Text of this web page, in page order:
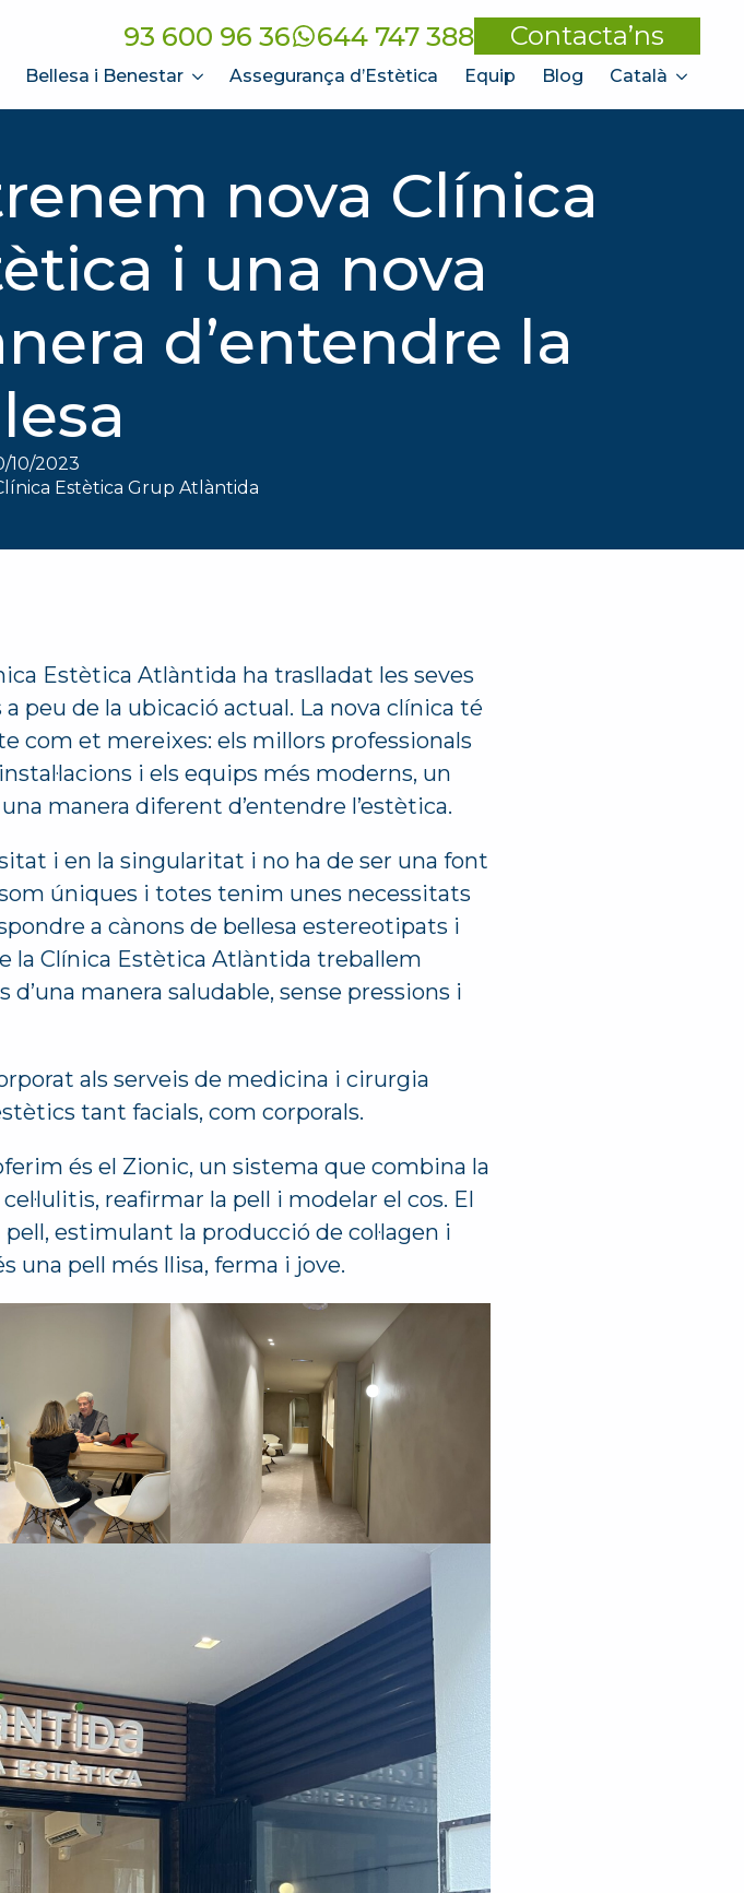
93 600 96 36 644 747 388 Contacta’ns
Bellesa i Benestar Assegurança d’Estètica Equip Blog Català
nova Clínica
i una nova
d’entendre la
10/2023
Estètica Grup Atlàntida
Estètica Atlàntida ha traslladat les seves
a peu de la ubicació actual. La nova clínica té
com et mereixes: els millors professionals
i els equips més moderns, un
manera diferent d’entendre l’estètica.
i en la singularitat i no ha de ser una font
úniques i totes tenim unes necessitats
a cànons de bellesa estereotipats i
la Clínica Estètica Atlàntida treballem
manera saludable, sense pressions i
als serveis de medicina i cirurgia
tant facials, com corporals.
és el Zionic, un sistema que combina la
reafirmar la pell i modelar el cos. El
estimulant la producció de col·lagen i
una pell més llisa, ferma i jove.